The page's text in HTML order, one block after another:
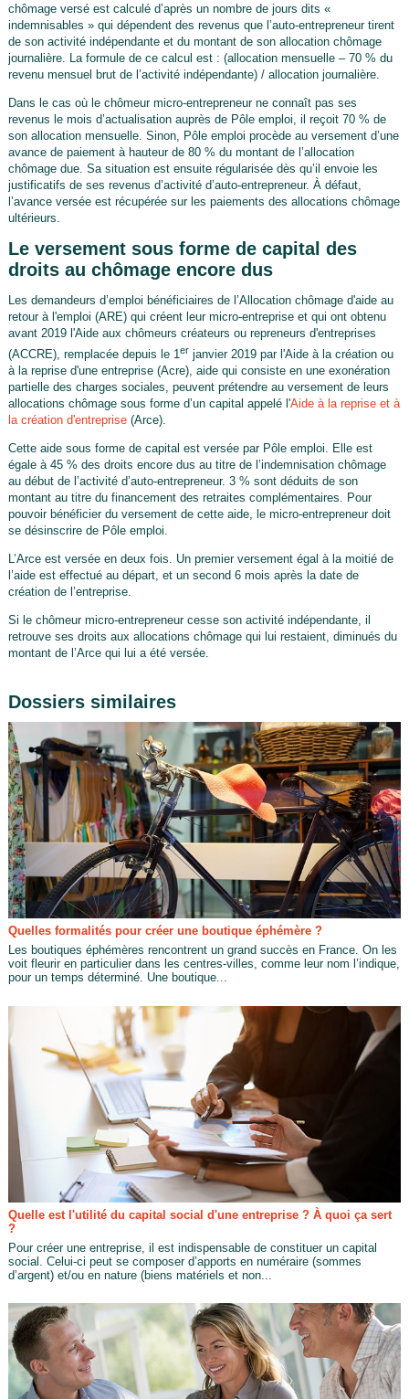
chômage versé est calculé d’après un nombre de jours dits «
indemnisables » qui dépendent des revenus que l’auto-entrepreneur tirent
de son activité indépendante et du montant de son allocation chômage
journalière. La formule de ce calcul est : (allocation mensuelle – 70 % du
revenu mensuel brut de l’activité indépendante) / allocation journalière.
Dans le cas où le chômeur micro-entrepreneur ne connaît pas ses
revenus le mois d’actualisation auprès de Pôle emploi, il reçoit 70 % de
son allocation mensuelle. Sinon, Pôle emploi procède au versement d’une
avance de paiement à hauteur de 80 % du montant de l’allocation
chômage due. Sa situation est ensuite régularisée dès qu’il envoie les
justificatifs de ses revenus d’activité d’auto-entrepreneur. À défaut,
l’avance versée est récupérée sur les paiements des allocations chômage
ultérieurs.
Le versement sous forme de capital des
droits au chômage encore dus
Les demandeurs d’emploi bénéficiaires de l’Allocation chômage d'aide au
retour à l'emploi (ARE) qui créent leur micro-entreprise et qui ont obtenu
avant 2019 l'Aide aux chômeurs créateurs ou repreneurs d'entreprises
(ACCRE), remplacée depuis le 1er janvier 2019 par l'Aide à la création ou
à la reprise d'une entreprise (Acre), aide qui consiste en une exonération
partielle des charges sociales, peuvent prétendre au versement de leurs
allocations chômage sous forme d’un capital appelé l'Aide à la reprise et à
la création d'entreprise(Arce).
Cette aide sous forme de capital est versée par Pôle emploi. Elle est
égale à 45 % des droits encore dus au titre de l’indemnisation chômage
au début de l’activité d’auto-entrepreneur. 3 % sont déduits de son
montant au titre du financement des retraites complémentaires. Pour
pouvoir bénéficier du versement de cette aide, le micro-entrepreneur doit
se désinscrire de Pôle emploi.
L’Arce est versée en deux fois. Un premier versement égal à la moitié de
l’aide est effectué au départ, et un second 6 mois après la date de
création de l’entreprise.
Si le chômeur micro-entrepreneur cesse son activité indépendante, il
retrouve ses droits aux allocations chômage qui lui restaient, diminués du
montant de l’Arce qui lui a été versée.
Dossiers similaires
Quelles formalités pour créer une boutique éphémère ?
Les boutiques éphémères rencontrent un grand succès en France. On les
voit fleurir en particulier dans les centres-villes, comme leur nom l’indique,
pour un temps déterminé. Une boutique...
Quelle est l'utilité du capital social d'une entreprise ? À quoi ça sert
?
Pour créer une entreprise, il est indispensable de constituer un capital
social. Celui-ci peut se composer d’apports en numéraire (sommes
d’argent) et/ou en nature (biens matériels et non...